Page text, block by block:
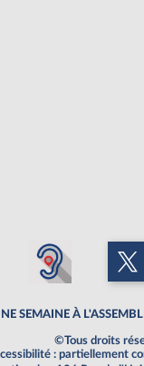
SEMAINE À
©Tous droits
: partiellement